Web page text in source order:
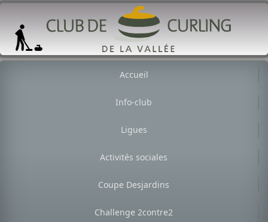
Accueil
Info-club
Ligues
Activités sociales
Coupe Desjardins
Challenge 2contre2